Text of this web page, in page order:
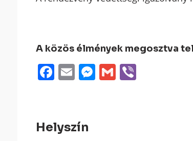
A közös élmények megosztva
Facebook
EmailMessenger
GmailViber
Helyszín